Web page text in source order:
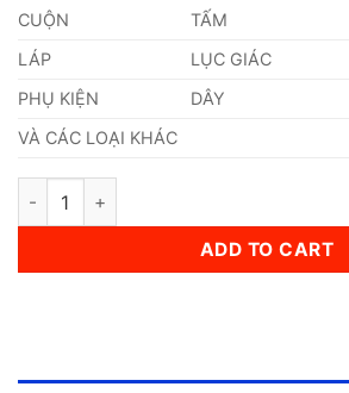
CUỘN TẤM
LÁP
LỤC GIÁC
PHỤ KIỆN
DÂY
VÀ CÁC LOẠI KHÁC
Ống Inox (609,6 x 20 x 6000)mm
ADD TO CART